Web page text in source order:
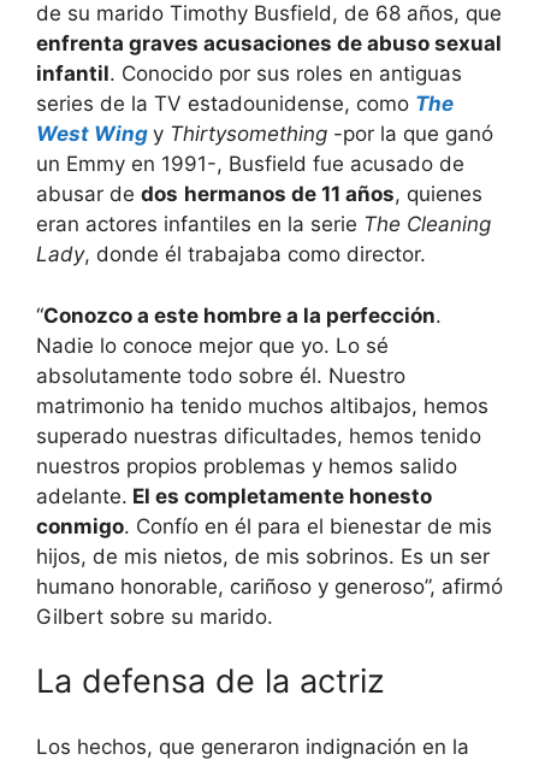
de su marido Timothy Busfield, de 68 años, que
enfrenta graves acusaciones de abuso sexual
infantil. Conocido por sus roles en antiguas
series de la TV estadounidense, como The
West Wing y Thirtysomething -por la que ganó
un Emmy en 1991-, Busfield fue acusado de
abusar de dos hermanos de 11 años, quienes
eran actores infantiles en la serie The Cleaning
Lady, donde él trabajaba como director.
“Conozco a este hombre a la perfección.
Nadie lo conoce mejor que yo. Lo sé
absolutamente todo sobre él. Nuestro
matrimonio ha tenido muchos altibajos, hemos
superado nuestras dificultades, hemos tenido
nuestros propios problemas y hemos salido
adelante. El es completamente honesto
conmigo. Confío en él para el bienestar de mis
hijos, de mis nietos, de mis sobrinos. Es un ser
humano honorable, cariñoso y generoso”, afirmó
Gilbert sobre su marido.
La defensa de la actriz
Los hechos, que generaron indignación en la